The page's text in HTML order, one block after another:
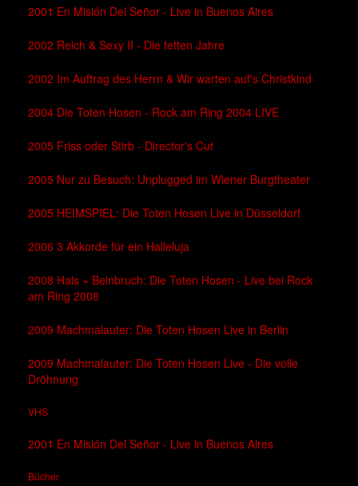
2001 En Misión Del Señor - Live in Buenos Aires
2002 Reich & Sexy II - Die fetten Jahre
2002 Im Auftrag des Herrn & Wir warten auf's Christkind
2004 Die Toten Hosen - Rock am Ring 2004 LIVE
2005 Friss oder Stirb - Director's Cut
2005 Nur zu Besuch: Unplugged im Wiener Burgtheater
2005 HEIMSPIEL: Die Toten Hosen Live in Düsseldorf
2006 3 Akkorde für ein Halleluja
2008 Hals + Beinbruch: Die Toten Hosen - Live bei Rock
am Ring 2008
2009 Machmalauter: Die Toten Hosen Live in Berlin
2009 Machmalauter: Die Toten Hosen Live - Die volle
Dröhnung
VHS
2001 En Misión Del Señor - Live in Buenos Aires
Bücher